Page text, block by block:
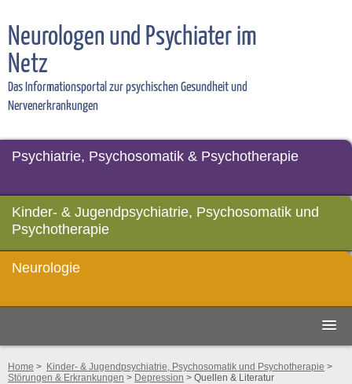
Neurologen und Psychiater im
Netz
Das Informationsportal zur psychischen Gesundheit und
Nervenerkrankungen
Psychiatrie, Psychosomatik & Psychotherapie
Kinder- & Jugendpsychiatrie, Psychosomatik und
Psychotherapie
Neurologie
Home > Kinder- & Jugendpsychiatrie, Psychosomatik und Psychotherapie >
Störungen & Erkrankungen > Depression > Quellen & Literatur